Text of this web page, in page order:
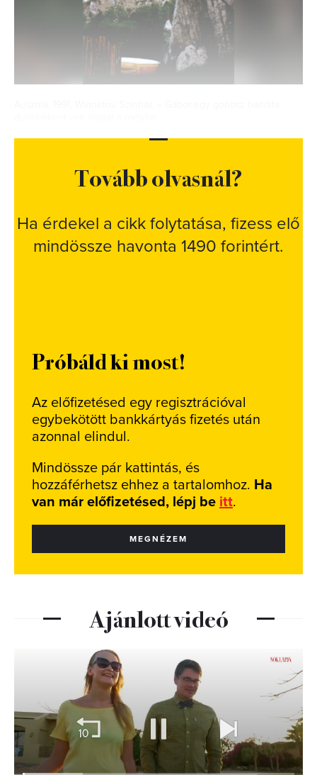
Tovább olvasnál?
Ha érdekel a cikk folytatása, fizess elő
mindössze havonta 1490 forintért.
Próbáld ki most!
Az előfizetésed egy regisztrációval
egybekötött bankkártyás fizetés után
azonnal elindul.
Mindössze pár kattintás, és
hozzáférhetsz ehhez a tartalomhoz. Ha
van már előfizetésed, lépj be itt.
MEGNÉZEM
Ajánlott videó